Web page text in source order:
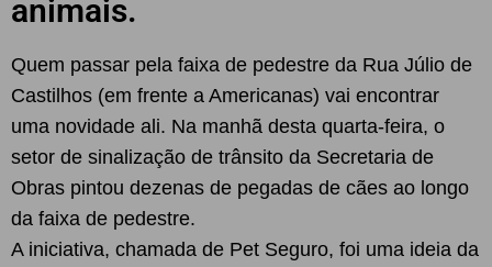
animais.
Quem passar pela faixa de pedestre da Rua Júlio de
Castilhos (em frente a Americanas) vai encontrar
uma novidade ali. Na manhã desta quarta-feira, o
setor de sinalização de trânsito da Secretaria de
Obras pintou dezenas de pegadas de cães ao longo
da faixa de pedestre.
A iniciativa, chamada de Pet Seguro, foi uma ideia da